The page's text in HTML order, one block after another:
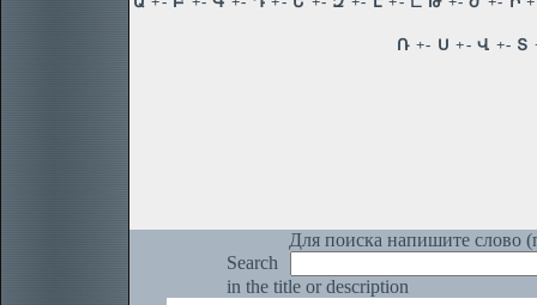
Для поиска напишите слово
Search
in the title or description